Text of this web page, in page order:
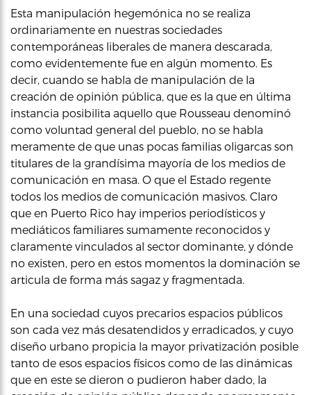
Esta manipulación hegemónica no se realiza
ordinariamente en nuestras sociedades
contemporáneas liberales de manera descarada,
como evidentemente fue en algún momento. Es
decir, cuando se habla de manipulación de la
creación de opinión pública, que es la que en última
instancia posibilita aquello que Rousseau denominó
como voluntad general del pueblo, no se habla
meramente de que unas pocas familias oligarcas son
titulares de la grandísima mayoría de los medios de
comunicación en masa. O que el Estado regente
todos los medios de comunicación masivos. Claro
que en Puerto Rico hay imperios periodísticos y
mediáticos familiares sumamente reconocidos y
claramente vinculados al sector dominante, y dónde
no existen, pero en estos momentos la dominación se
articula de forma más sagaz y fragmentada.
En una sociedad cuyos precarios espacios públicos
son cada vez más desatendidos y erradicados, y cuyo
diseño urbano propicia la mayor privatización posible
tanto de esos espacios físicos como de las dinámicas
que en este se dieron o pudieron haber dado, la